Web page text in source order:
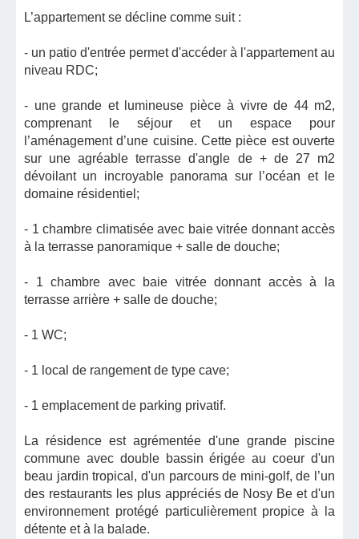
L’appartement se décline comme suit :
- un patio d'entrée permet d'accéder à l'appartement au
niveau RDC;
- une grande et lumineuse pièce à vivre de 44 m2,
comprenant le séjour et un espace pour
l’aménagement d’une cuisine. Cette pièce est ouverte
sur une agréable terrasse d'angle de + de 27 m2
dévoilant un incroyable panorama sur l’océan et le
domaine résidentiel;
- 1 chambre climatisée avec baie vitrée donnant accès
à la terrasse panoramique + salle de douche;
- 1 chambre avec baie vitrée donnant accès à la
terrasse arrière + salle de douche;
- 1 WC;
- 1 local de rangement de type cave;
- 1 emplacement de parking privatif.
La résidence est agrémentée d'une grande piscine
commune avec double bassin érigée au coeur d'un
beau jardin tropical, d'un parcours de mini-golf, de l’un
des restaurants les plus appréciés de Nosy Be et d'un
environnement protégé particulièrement propice à la
détente et à la balade.